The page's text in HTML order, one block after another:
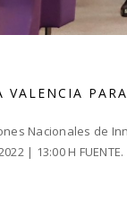
VALENCIA
Nacionales de
2022 | 13:00 H